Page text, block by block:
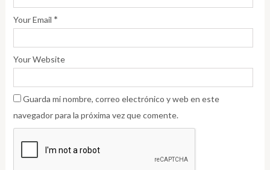
Your Email *
Your Website
Guarda mi nombre, correo electrónico y web en este
navegador para la próxima vez que comente.